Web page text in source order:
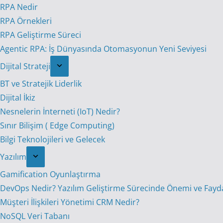
RPA Nedir
RPA Örnekleri
RPA Geliştirme Süreci
Agentic RPA: İş Dünyasında Otomasyonun Yeni Seviyesi
Dijital Strateji
BT ve Stratejik Liderlik
Dijital İkiz
Nesnelerin İnterneti (IoT) Nedir?
Sınır Bilişim ( Edge Computing)
Bilgi Teknolojileri ve Gelecek
Yazılım
Gamification Oyunlaştırma
DevOps Nedir? Yazılım Geliştirme Sürecinde Önemi ve
Müşteri İlişkileri Yönetimi CRM Nedir?
NoSQL Veri Tabanı